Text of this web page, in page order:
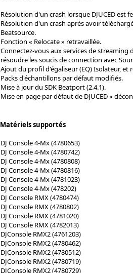
Résolution d'un crash lorsque DJUCED est
Résolution d'un crash après avoir
Beatsource.
Fonction « Relocate » retravaillée.
Connectez-vous aux services de
résoudre les soucis de connection avec
Ajout du profil d'égaliseur (EQ) Isolateur,
Packs d'échantillons par défaut modifiés.
Mise à jour du SDK Beatport (2.4.1).
Mise en page par défaut de DJUCED «
Matériels supportés
DJ Console 4-Mx (4780653)
DJ Console 4-Mx (4780742)
DJ Console 4-Mx (4780808)
DJ Console 4-Mx (4780816)
DJ Console 4-Mx (4781023)
DJ Console 4-Mx (478202)
DJ Console RMX (4780474)
DJ Console RMX (4780802)
DJ Console RMX (4781020)
DJ Console RMX (4782013)
DJConsole RMX2 (4761203)
DJConsole RMX2 (4780462)
DJConsole RMX2 (4780512)
DJConsole RMX2 (4780719)
DJConsole RMX2 (4780729)